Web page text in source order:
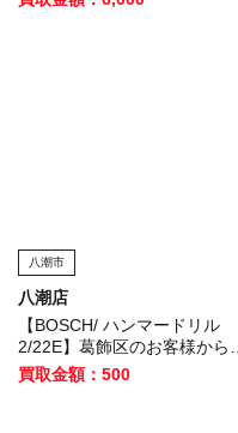
八潮市
八潮店
【BOSCH/ ハンマードリル
2/22E】葛飾区のお客様から買
取いたしました！
買取金額：500